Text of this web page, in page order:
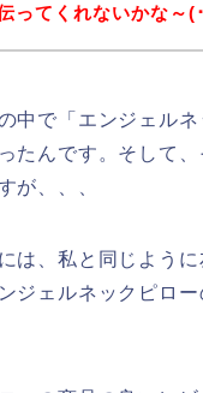
ってくれないかな～(
中で「エンジェル
たんです。そして
が、、、
は、私と同じよう
ジェルネックピロ